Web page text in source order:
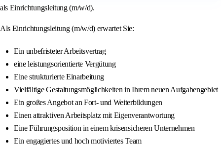
als Einrichtungsleitung (m/w/d).
Als Einrichtungsleitung (m/w/d) erwartet Sie:
Ein unbefristeter Arbeitsvertrag
eine leistungsorientierte Vergütung
Eine strukturierte Einarbeitung
Vielfältige Gestaltungsmöglichkeiten in Ihrem neuen Aufgabengebiet
Ein großes Angebot an Fort- und Weiterbildungen
Einen attraktiven Arbeitsplatz mit Eigenverantwortung
Eine Führungsposition in einem krisensicheren Unternehmen
Ein engagiertes und hoch motiviertes Team